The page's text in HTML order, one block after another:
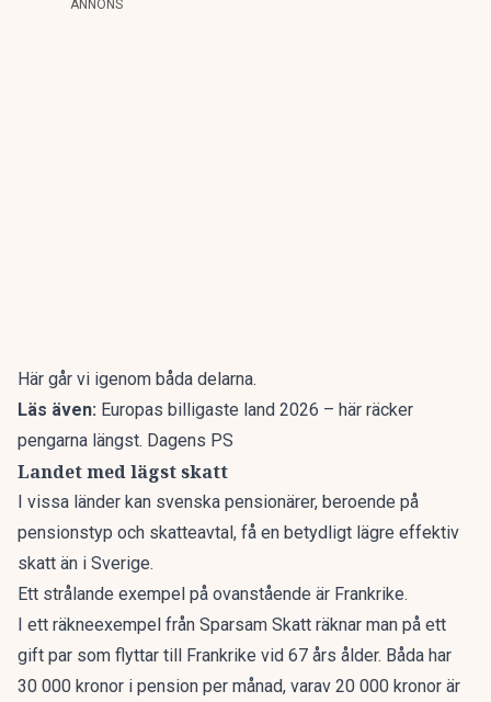
ANNONS
Här går vi igenom båda delarna.
Läs även: Europas billigaste land 2026 – här räcker
pengarna längst. Dagens PS
Landet med lägst skatt
I vissa länder kan svenska pensionärer, beroende på
pensionstyp och skatteavtal, få en betydligt lägre effektiv
skatt än i Sverige.
Ett strålande exempel på ovanstående är Frankrike.
I ett räkneexempel från Sparsam Skatt räknar man på ett
gift par som flyttar till Frankrike vid 67 års ålder. Båda har
30 000 kronor i pension per månad, varav 20 000 kronor är